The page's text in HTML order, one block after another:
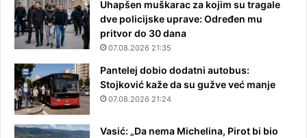
Uhapšen muškarac za kojim su tragale
dve policijske uprave: Određen mu
pritvor do 30 dana
07.08.2026 21:35
Pantelej dobio dodatni autobus:
Stojković kaže da su gužve već manje
07.08.2026 21:24
Vasić: „Da nema Michelina, Pirot bi bio